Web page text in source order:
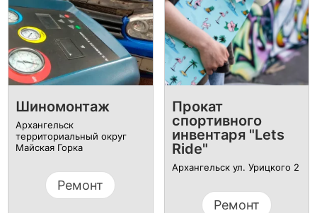
Шиномонтаж
Архангельск
территориальный округ
Майская Горка
Ремонт
Прокат
спортивного
инвентаря "Lets
Ride"
Архангельск ул. Урицкого 2
Ремонт